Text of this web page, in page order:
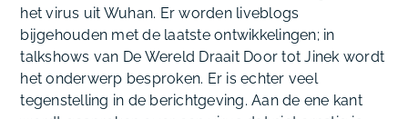
het virus uit Wuhan. Er worden liveblogs
bijgehouden met de laatste ontwikkelingen; in
talkshows van De Wereld Draait Door tot Jinek wordt
het onderwerp besproken. Er is echter veel
tegenstelling in de berichtgeving. Aan de ene kant